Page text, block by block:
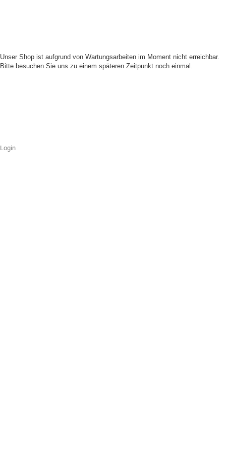
Unser Shop ist aufgrund von Wartungsarbeiten im Moment nicht erreichbar.
Bitte besuchen Sie uns zu einem späteren Zeitpunkt noch einmal.
Login